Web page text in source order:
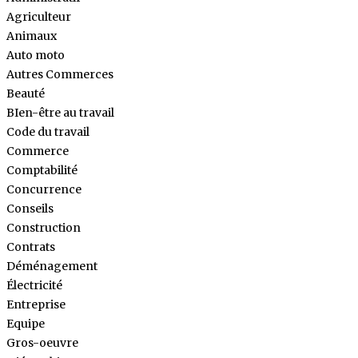
Agriculteur
Animaux
Auto moto
Autres Commerces
Beauté
BIen-être au travail
Code du travail
Commerce
Comptabilité
Concurrence
Conseils
Construction
Contrats
Déménagement
Électricité
Entreprise
Equipe
Gros-oeuvre